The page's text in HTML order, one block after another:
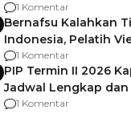
Usai Jadi Brigjen
1 Komentar
Bernafsu Kalahkan
Indonesia, Pelatih
Berencana Pakai
1 Komentar
PIP Termin II 2026
Jadwal Lengkap dan
agar Dana Tidak
1 Komentar